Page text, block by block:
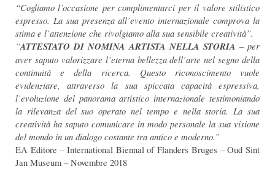
“Cogliamo l’occasione per complimentarci per il valore stilistico
espresso. La sua presenza all’evento internazionale comprova la
stima e l’attenzione che rivolgiamo alla sua sensibile creatività”.
“ATTESTATO DI NOMINA ARTISTA NELLA STORIA – per
aver saputo valorizzare l’eterna bellezza dell’arte nel segno della
continuità e della ricerca. Questo riconoscimento vuole
evidenziare, attraverso la sua spiccata capacità espressiva,
l’evoluzione del panorama artistico internazionale testimoniando
la rilevanza del suo operato nel tempo e nella storia. La sua
creatività ha saputo comunicare in modo personale la sua visione
del mondo in un dialogo costante tra antico e moderno.”
EA Editore – International Biennal of Flanders Bruges – Oud Sint
Jan Museum – Novembre 2018